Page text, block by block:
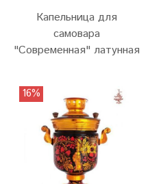
Капельница для
самовара
"Современная" латунная
16%